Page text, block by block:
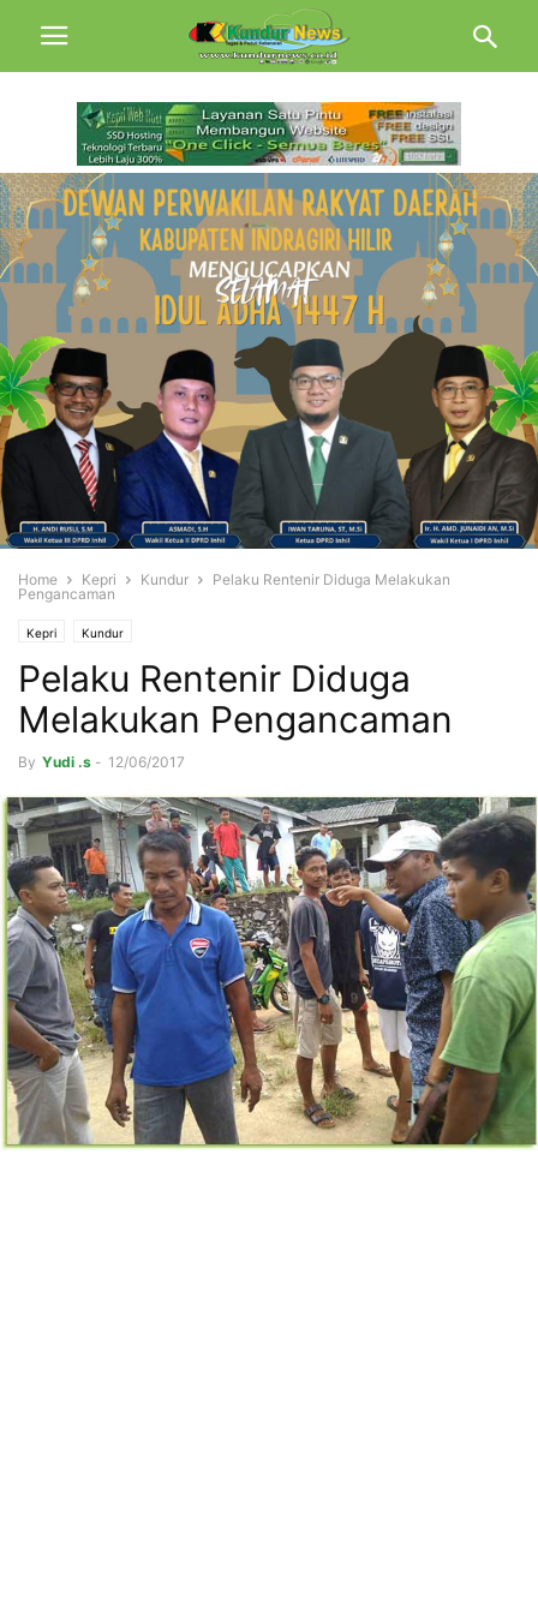
Home Kepri Kundur
Pelaku Rentenir Diduga Melakukan
Pengancaman
Kepri Kundur
Pelaku Rentenir Diduga
Melakukan Pengancaman
By Yudi .s - 12/06/2017